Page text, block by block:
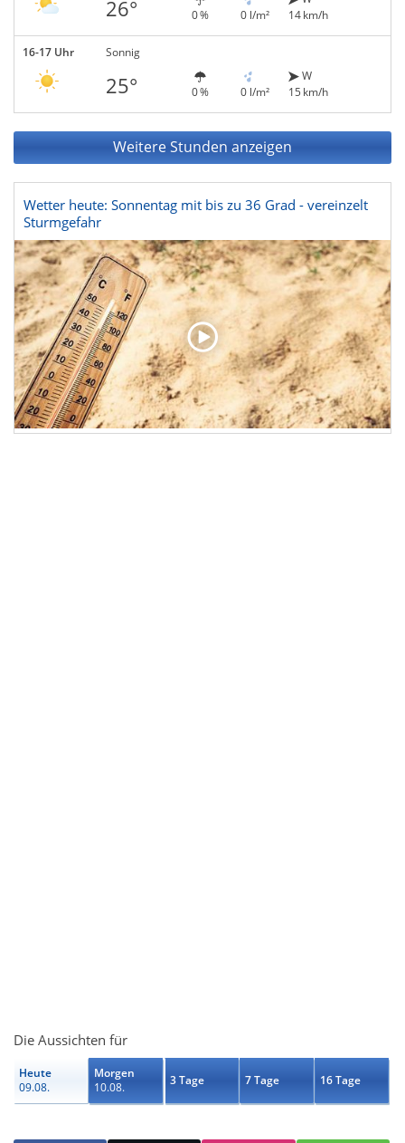
26° 0 % 0 l/m²
14 km/h
16-17 Uhr Sonnig
25° 0 % 0 l/m²
W
15 km/h
Weitere Stunden anzeigen
Wetter heute: Sonnentag mit bis zu 36 Grad - vereinzelt
Sturmgefahr
Die Aussichten für
Heute
09.08.
Morgen
10.08.
3 Tage 7 Tage 16 Tage